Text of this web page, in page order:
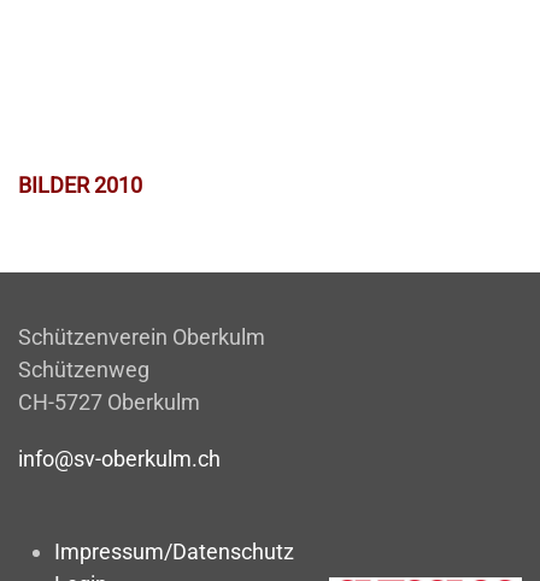
BILDER 2010
Schützenverein Oberkulm
Schützenweg
CH-5727 Oberkulm
info@sv-oberkulm.ch
Impressum/Datenschutz